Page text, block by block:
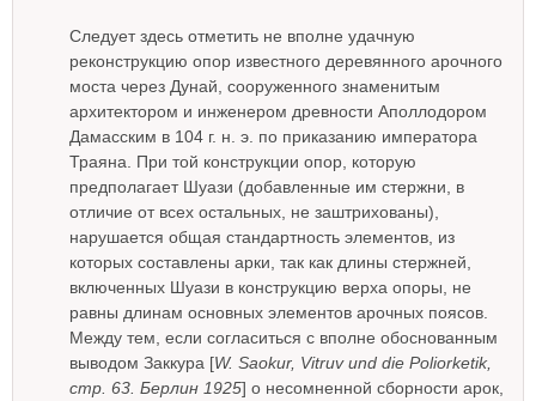
Следует здесь отметить не вполне удачную
реконструкцию опор известного деревянного арочного
моста через Дунай, сооруженного знаменитым
архитектором и инженером древности Аполлодором
Дамасским в 104 г. н. э. по приказанию императора
Траяна. При той конструкции опор, которую
предполагает Шуази (добавленные им стержни, в
отличие от всех остальных, не заштрихованы),
нарушается общая стандартность элементов, из
которых составлены арки, так как длины стержней,
включенных Шуази в конструкцию верха опоры, не
равны длинам основных элементов арочных поясов.
Между тем, если согласиться с вполне обоснованным
выводом Заккура [W. Saokur, Vitruv und die Poliorketik,
стр. 63. Берлин 1925] о несомненной сборности арок,